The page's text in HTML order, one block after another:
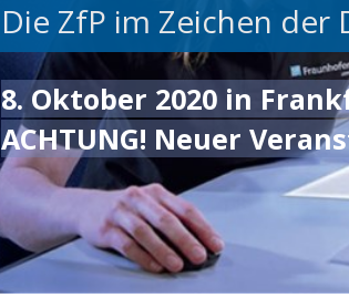
Die ZfP im Zeichen der
8. Oktober 2020 in
ACHTUNG! Neuer